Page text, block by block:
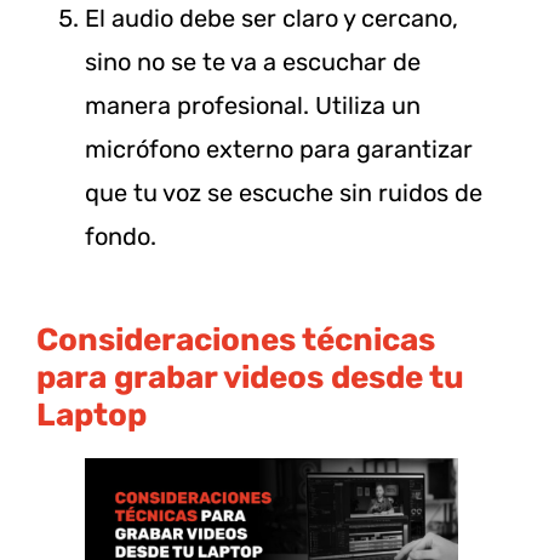
El audio debe ser claro y cercano,
sino no se te va a escuchar de
manera profesional. Utiliza un
micrófono externo para garantizar
que tu voz se escuche sin ruidos de
fondo.
Consideraciones técnicas
para grabar videos desde tu
Laptop